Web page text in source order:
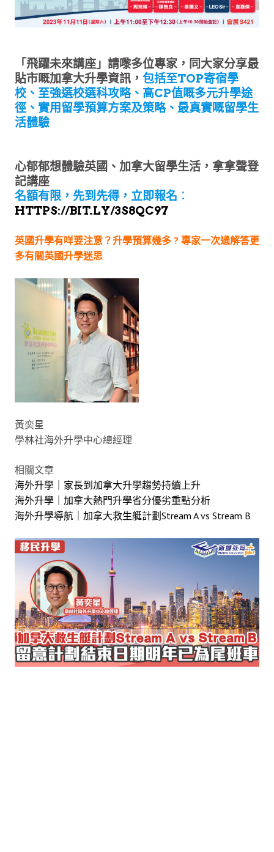
「飛躍未來講座」請嚟多位專家，同大家分享最
貼市嘅加拿大升學資訊， 包括至TOP寄宿學
校、至強選校選科攻略、高CP值嘅多元升學途
徑、實用留學預算方案及策略、最真實嘅留學生
活體驗
心郁郁想體驗英國、加拿大留學生活，拿拿聲登
記講座
名額有限，先到先得，立即報名 ：
HTTPS://BIT.LY/3S8QC97
英國升學有咩要注意？升學預算幾多 ? 專家一次過解答更
多有關英國升學迷思
黃奕星
學林社海外升學中心總經理
相關文章
海外升學｜家長到加拿大升學趨勢持續上升
海外升學｜加拿大熱門升學省分優劣重點分析
海外升學導航｜加拿大救生艇計劃Stream A vs Stream B